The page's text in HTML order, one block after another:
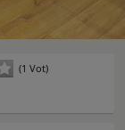
(1 Vot)